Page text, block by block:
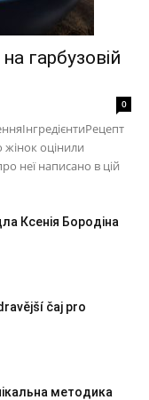
гарбузовій
0
жінок оцінили
неї написано в цій
Ксенія Бородіна
čaj pro
методика